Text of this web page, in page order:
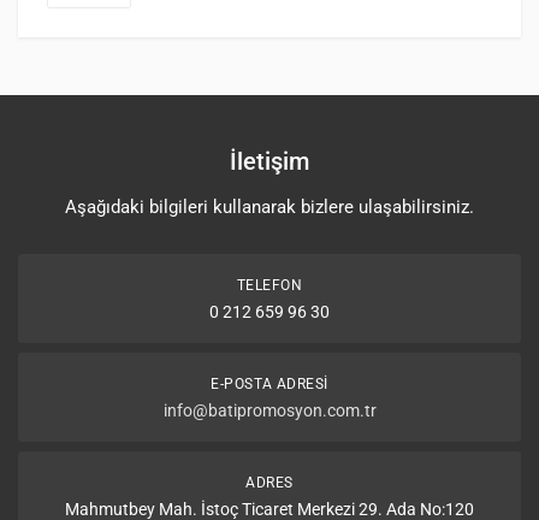
İletişim
Aşağıdaki bilgileri kullanarak bizlere ulaşabilirsiniz.
TELEFON
0 212 659 96 30
E-POSTA ADRESI
info@batipromosyon.com.tr
ADRES
Mahmutbey Mah. İstoç Ticaret Merkezi 29. Ada No:120